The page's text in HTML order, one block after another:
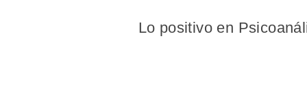
Lo positivo en